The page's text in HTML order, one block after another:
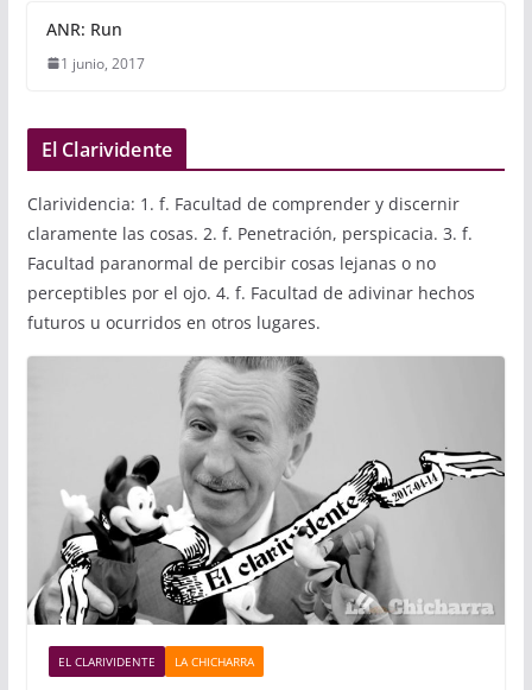
ANR: Run
1 junio, 2017
El Clarividente
Clarividencia: 1. f. Facultad de comprender y discernir
claramente las cosas. 2. f. Penetración, perspicacia. 3. f.
Facultad paranormal de percibir cosas lejanas o no
perceptibles por el ojo. 4. f. Facultad de adivinar hechos
futuros u ocurridos en otros lugares.
EL CLARIVIDENTE LA CHICHARRA